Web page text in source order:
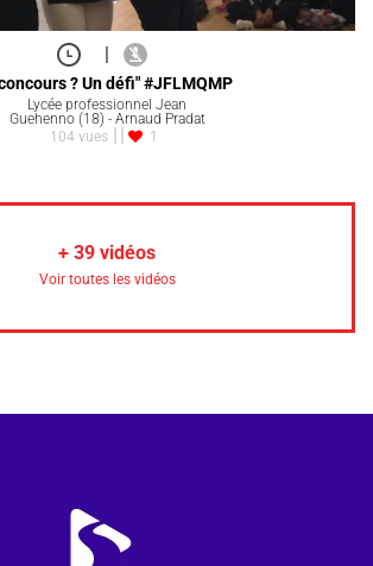
|
? Un défi" #JFLMQMP
Lycée professionnel Jean
Guehenno (18) - Arnaud Pradat
104 vues
1
+ 39 vidéos
Voir toutes les vidéos